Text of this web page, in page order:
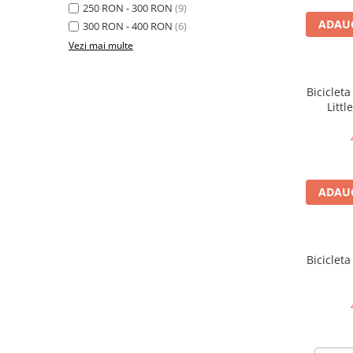
250 RON - 300 RON (9)
300 RON - 400 RON (6)
Vezi mai multe